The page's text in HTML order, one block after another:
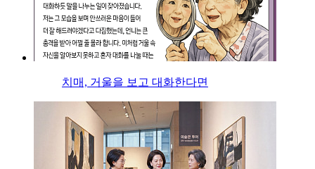
치매, 거울을 보고 대화한다면